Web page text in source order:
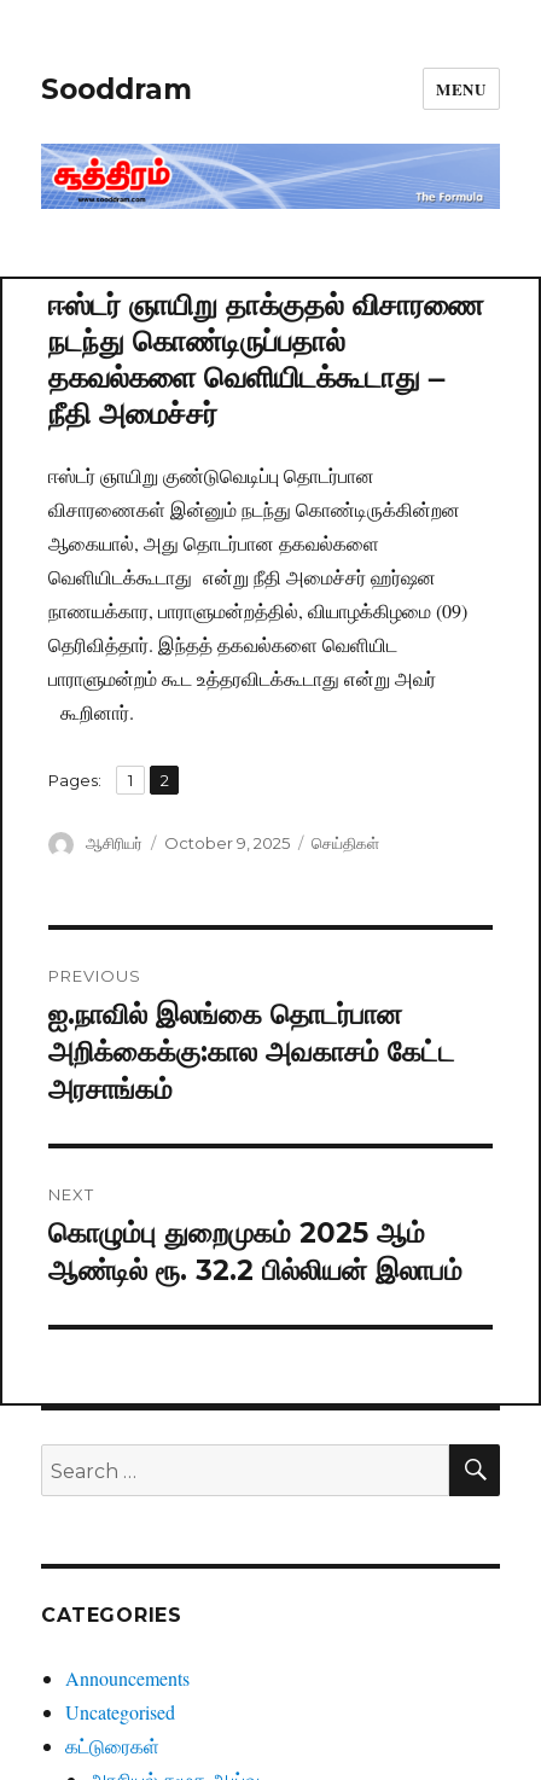
Sooddram MENU
ஈஸ்டர் ஞாயிறு தாக்குதல் விசாரணை
நடந்து கொண்டிருப்பதால்
தகவல்களை வெளியிடக்கூடாது –
நீதி அமைச்சர்
ஈஸ்டர் ஞாயிறு குண்டுவெடிப்பு தொடர்பான
விசாரணைகள் இன்னும் நடந்து கொண்டிருக்கின்றன
ஆகையால், அது தொடர்பான தகவல்களை
வெளியிடக்கூடாது என்று நீதி அமைச்சர் ஹர்ஷன
நாணயக்கார, பாராளுமன்றத்தில், வியாழக்கிழமை (09)
தெரிவித்தார். இந்தத் தகவல்களை வெளியிட
பாராளுமன்றம் கூட உத்தரவிடக்கூடாது என்று அவர்
கூறினார்.
Pages: Page
1 ,
Page
2
Author
ஆசிரியர்
Posted
October 9, 2025 Categories
செய்திகள்
navigation
PREVIOUS
Previous
post:
ஐ.நாவில் இலங்கை தொடர்பான
அறிக்கைக்கு:கால அவகாசம் கேட்ட
அரசாங்கம்
NEXT
Next
post:
கொழும்பு துறைமுகம் 2025 ஆம்
ஆண்டில் ரூ. 32.2 பில்லியன் இலாபம்
Search
for:
CATEGORIES
Announcements
Uncategorised
கட்டுரைகள்